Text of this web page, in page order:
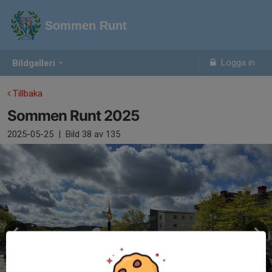
Bildgalleri Logga in
Sommen Runt
Tillbaka
Sommen Runt 2025
2025-05-25 | Bild 38 av 135